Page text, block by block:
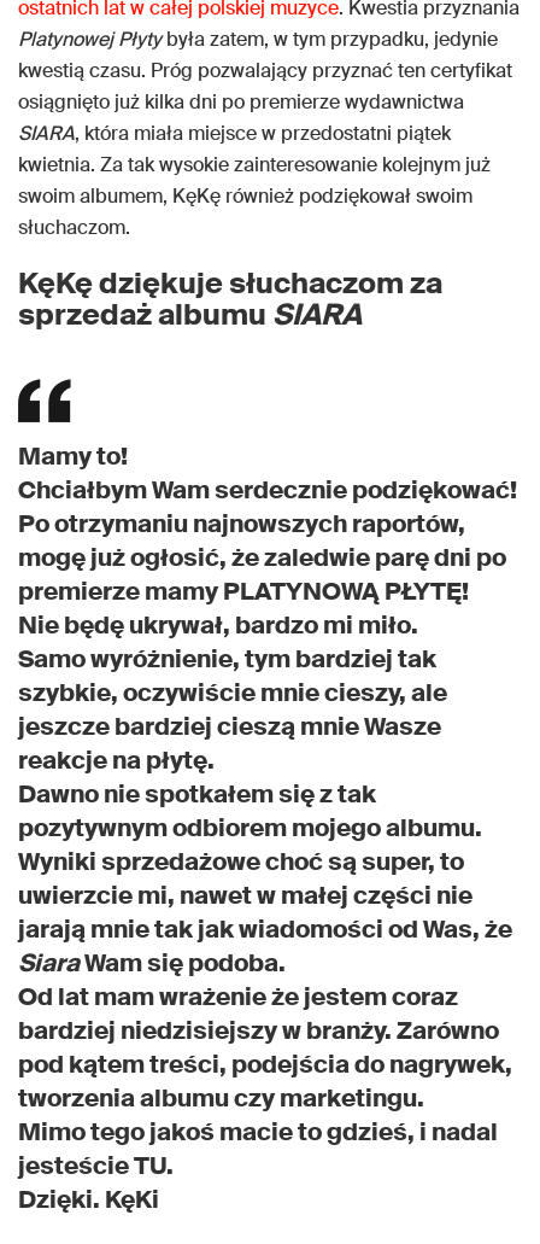
ostatnich lat w całej polskiej muzyce. Kwestia przyznania
Platynowej Płytybyła zatem, w tym przypadku, jedynie
kwestią czasu. Próg pozwalający przyznać ten certyfikat
osiągnięto już kilka dni po premierze wydawnictwa
SIARA, która miała miejsce w przedostatni piątek
kwietnia. Za tak wysokie zainteresowanie kolejnym już
swoim albumem, KęKę również podziękował swoim
słuchaczom.
KęKę dziękuje słuchaczom za
sprzedaż albumu SIARA
Mamy to!
Chciałbym Wam serdecznie podziękować!
Po otrzymaniu najnowszych raportów,
mogę już ogłosić, że zaledwie parę dni po
premierze mamy PLATYNOWĄ PŁYTĘ!
Nie będę ukrywał, bardzo mi miło.
Samo wyróżnienie, tym bardziej tak
szybkie, oczywiście mnie cieszy, ale
jeszcze bardziej cieszą mnie Wasze
reakcje na płytę.
Dawno nie spotkałem się z tak
pozytywnym odbiorem mojego albumu.
Wyniki sprzedażowe choć są super, to
uwierzcie mi, nawet w małej części nie
jarają mnie tak jak wiadomości od Was, że
SiaraWam się podoba.
Od lat mam wrażenie że jestem coraz
bardziej niedzisiejszy w branży. Zarówno
pod kątem treści, podejścia do nagrywek,
tworzenia albumu czy marketingu.
Mimo tego jakoś macie to gdzieś, i nadal
jesteście TU.
Dzięki. KęKi